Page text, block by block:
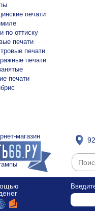
печати
по оттиску
печати
печати
печати
печати
магазин